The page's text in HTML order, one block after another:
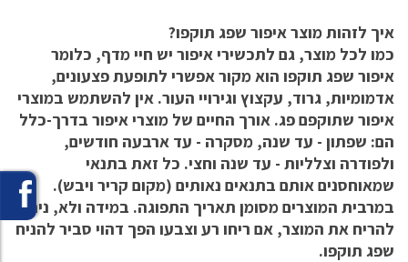
איך לזהות מוצר איפור שפג תוקפו?
כמו לכל מוצר, גם לתכשירי איפור יש חיי מדף, כלומר
איפור שפג תוקפו הוא מקור אפשרי לתופעת פצעונים,
אדמומיות, גרוד, עקצוץ וגירויי העור. אין להשתמש במוצרי
איפור שתוקפם פג. אורך החיים של מוצרי איפור בדרך-כלל
הם: שפתון - עד שנה, מסקרה - עד ארבעה חודשים,
ולפודרה וצלליות - עד שנה וחצי. כל זאת בתנאי
שמאוחסנים אותם בתנאים נאותים (מקום קריר ויבש).
במרבית המוצרים מסומן תאריך התפוגה. במידה ולא, ניתן
להריח את המוצר, אם ריחו רע וצבעו הפך דהוי סביר להניח
שפג תוקפו.